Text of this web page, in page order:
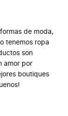
de moda,
tenemos ropa
son
amor por
boutiques